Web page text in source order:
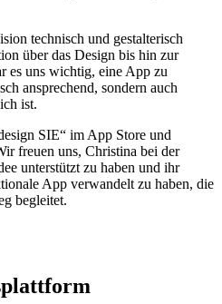
technisch und gestalterisch
über das Design bis hin zur
es uns wichtig, eine App zu
ansprechend, sondern auch
ist.
SIE“ im App Store und
freuen uns, Christina bei der
unterstützt zu haben und ihr
App verwandelt zu haben, die
begleitet.